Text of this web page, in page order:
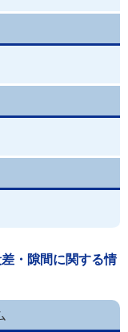
・隙間に関する情